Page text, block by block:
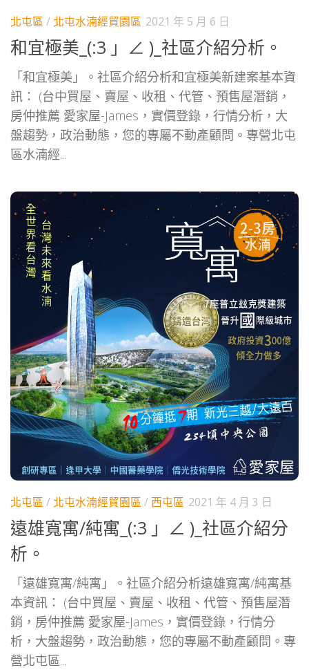
北屯區 / 北屯水湳經貿園區 2021 年 5 月 6 日
和宜極美_(:3 」∠ )_社區介紹分析。
「和宜極美」。社區介紹分析和宜極美新建案基本資
訊： (台中買屋、賣屋、收租、代管、預售屋潛銷，
房仲推薦 愛家屋-James，實價登錄，行情分析，大
盤趨勢，政治動態，您的專屬不動產顧問。專營北屯
區水湳經...
北屯區 / 北屯水湳經貿園區 / 西屯區 2021 年 4 月 3 日
遠雄寬寓/純寓_(:3 」∠ )_社區介紹分
析。
「遠雄寬寓/純寓」。社區介紹分析遠雄寬寓/純寓基
本資訊： (台中買屋、賣屋、收租、代管、預售屋潛
銷，房仲推薦 愛家屋-James，實價登錄，行情分
析，大盤趨勢，政治動態，您的專屬不動產顧問。專
營北屯區...